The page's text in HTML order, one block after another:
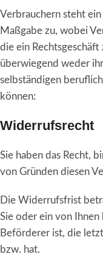
Verbrauchern steht
Maßgabe zu, wobei
die ein
überwiegend weder
selbständigen
können:
Widerrufsrecht
Sie haben das Recht,
von Gründen diesen
Die Widerrufsfrist
Sie oder ein von
Beförderer ist, die
bzw. hat.